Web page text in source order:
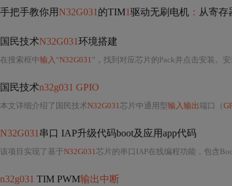
手把手教你用N32G031 的TIM1驱动无刷电机 ： 从寄存
国民技术N32G031环境搭建
在搜索框中输入 “N32G031”，找到对应芯片的Pack并点击安装。
国民技术n32g031 GPIO
本文详细介绍了国民技术N32G031芯片中通用型输入输出端口（
N32G031 串口 IAP升级代码boot及应用app代码
该项目实现了基于N32G031芯片的串口IAP在线编程功能，包含
n32g031 TIM PWM输出中断